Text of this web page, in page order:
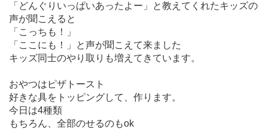
「どんぐりいっぱいあったよー」と教えてくれたキッズの
声が聞こえると
「こっちも！」
「ここにも！」と声が聞こえて来ました
キッズ同士のやり取りも増えてきています。
おやつはピザトースト
好きな具をトッピングして、作ります。
今日は4種類
もちろん、全部のせるのもok